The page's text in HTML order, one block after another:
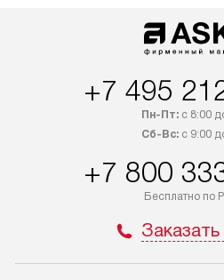
оплачивается дополнительно.
Возможна доставка товаров
+7 495
Пн-Пт:с 8:00
Сб-Вс:с 9:00
+7 800
Бесплатно по